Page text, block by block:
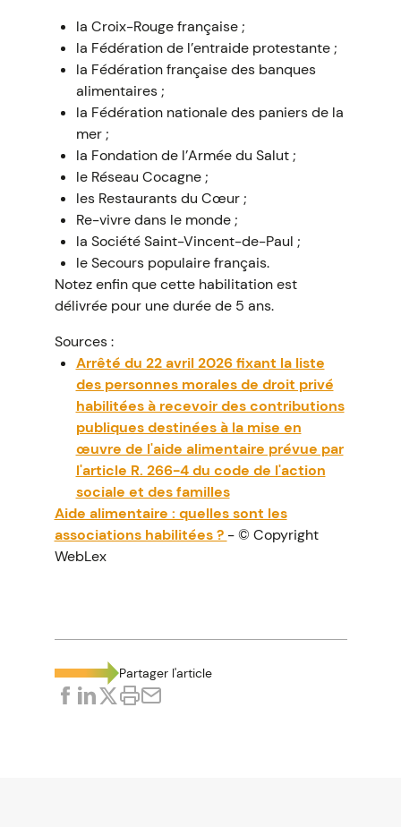
la Croix-Rouge française ;
la Fédération de l’entraide protestante ;
la Fédération française des banques
alimentaires ;
la Fédération nationale des paniers de la
mer ;
la Fondation de l’Armée du Salut ;
le Réseau Cocagne ;
les Restaurants du Cœur ;
Re-vivre dans le monde ;
la Société Saint-Vincent-de-Paul ;
le Secours populaire français.
Notez enfin que cette habilitation est
délivrée pour une durée de 5 ans.
Sources :
Arrêté du 22 avril 2026 fixant la liste
des personnes morales de droit privé
habilitées à recevoir des contributions
publiques destinées à la mise en
œuvre de l'aide alimentaire prévue par
l'article R. 266-4 du code de l'action
sociale et des familles
Aide alimentaire : quelles sont les
associations habilitées ? - © Copyright
WebLex
Partager l'article